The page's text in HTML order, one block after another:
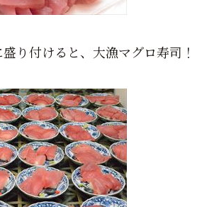
り付けると、大漁マグロ寿司！